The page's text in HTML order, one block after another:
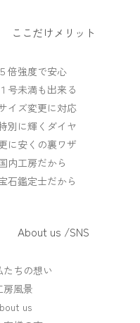
ここだけメリット
５倍強度で安心
１号未満も出来る
イズ変更に対応
別に輝くダイヤ
に安くの裏ワザ
内工房だから
石鑑定士だから
About us /SNS
たちの想い
房風景
us